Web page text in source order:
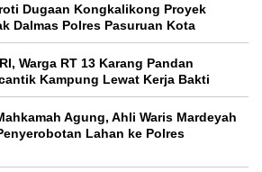
Dugaan Kongkalikong Proyek
Dalmas Polres Pasuruan Kota
Warga RT 13 Karang Pandan
Kampung Lewat Kerja Bakti
Agung, Ahli Waris Mardeyah
Lahan ke Polres